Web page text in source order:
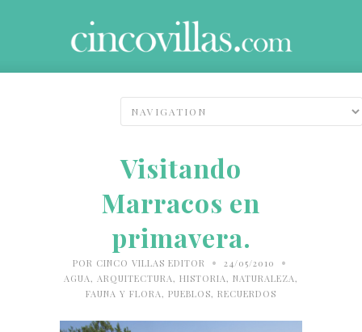
Visitando
Marracos en
primavera.
POR CINCO VILLAS EDITOR • 24/05/2010 •
AGUA , ARQUITECTURA , HISTORIA , NATURALEZA,
FAUNA Y FLORA , PUEBLOS, RECUERDOS